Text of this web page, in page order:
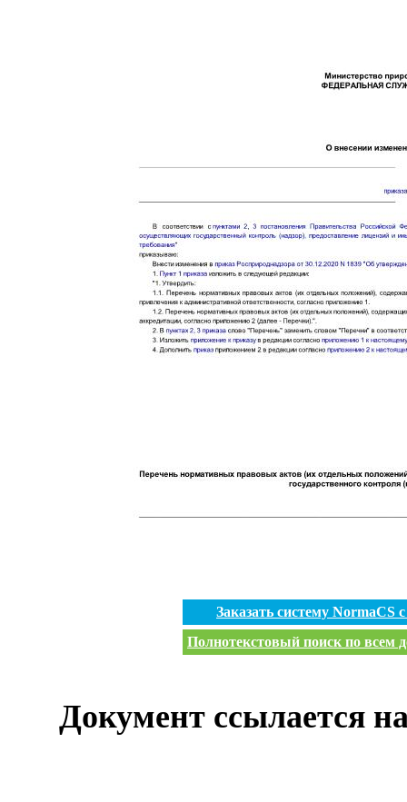
Заказать систему
Полнотекстовый поиск по всем
Документ ссылается